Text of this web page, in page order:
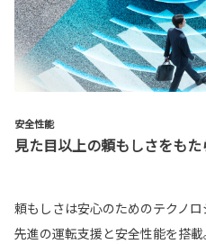
安全性能
見た目以上の頼もしさをもた
頼もしさは安心のためのテクノロ
先進の運転支援と安全性能を搭載